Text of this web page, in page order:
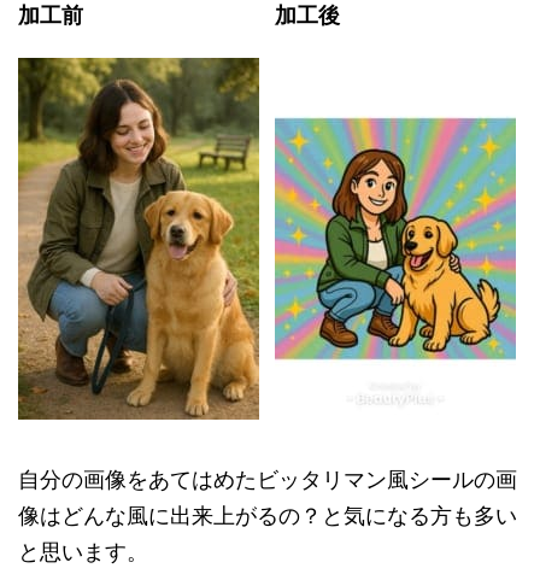
加工前 加工後
自分の画像をあてはめたビッタリマン風シールの画
像はどんな風に出来上がるの？と気になる方も多い
と思います。